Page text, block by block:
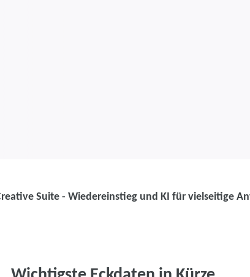
Weiterbildung
Suite - Wiedereinstieg und KI für vielseitige